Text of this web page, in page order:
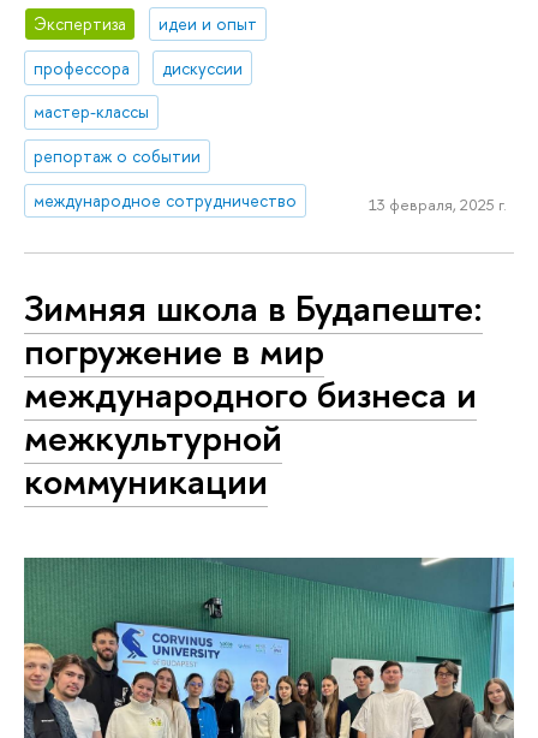
Экспертиза
идеи и опыт
профессора
дискуссии
мастер-классы
репортаж о событии
международное сотрудничество
13 февраля, 2025 г.
Зимняя школа в Будапеште:
погружение в мир
международного бизнеса и
межкультурной
коммуникации